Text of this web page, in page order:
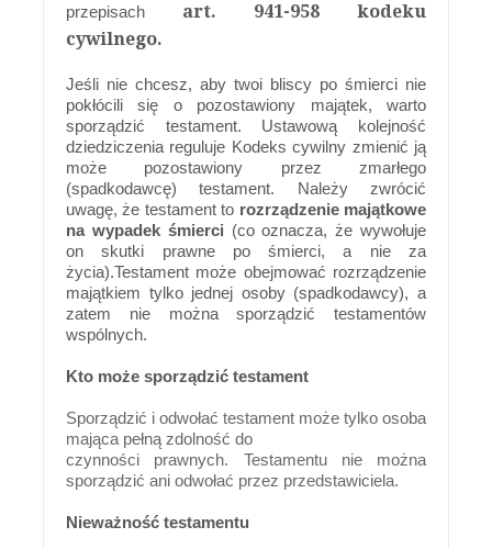
przepisach art. 941-958 kodeku
cywilnego.
Jeśli nie chcesz, aby twoi bliscy po śmierci nie
pokłócili się o pozostawiony majątek, warto
sporządzić testament. Ustawową kolejność
dziedziczenia reguluje Kodeks cywilny zmienić ją
może pozostawiony przez zmarłego
(spadkodawcę) testament. Należy zwrócić
uwagę, że testament to rozrządzenie majątkowe
na wypadek śmierci (co oznacza, że wywołuje
on skutki prawne po śmierci, a nie za
życia).Testament może obejmować rozrządzenie
majątkiem tylko jednej osoby (spadkodawcy), a
zatem nie można sporządzić testamentów
wspólnych.
Kto może sporządzić testament
Sporządzić i odwołać testament może tylko osoba
mająca pełną zdolność do
czynności prawnych. Testamentu nie można
sporządzić ani odwołać przez przedstawiciela.
Nieważność testamentu